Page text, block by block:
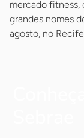
mercado fitness,
grandes nomes
agosto, no Recife